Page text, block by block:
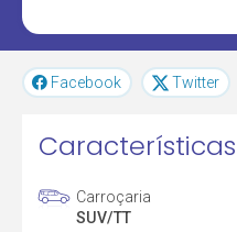
Facebook Twitter
Características
Carroçaria
SUV/TT